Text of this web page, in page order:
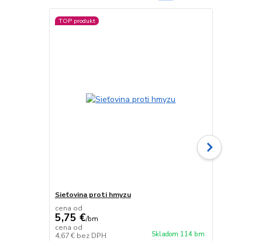
TOP produkt
Sieťovina proti hmyzu
cena od
5,75 €/bm
cena od
4,67 € bez DPH Skladom 114 bm